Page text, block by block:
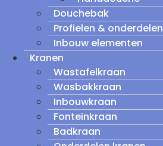
Douchebak
Profielen & onderdelen
Inbouw elementen
Kranen
Wastafelkraan
Wasbakkraan
Inbouwkraan
Fonteinkraan
Badkraan